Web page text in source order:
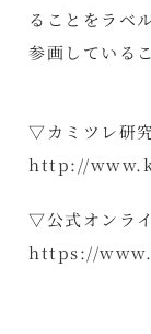
ることをラベ
参画している
▽カミツレ研
http://
▽公式オンラ
https://